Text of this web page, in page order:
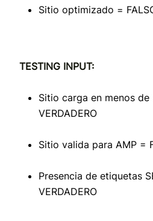
Sitio optimizado =
TESTING INPUT:
Sitio carga en menos de
VERDADERO
Sitio valida para AMP =
Presencia de etiquetas
VERDADERO